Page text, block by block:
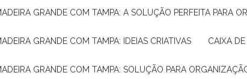
GRANDE COM TAMPA: A SOLUÇÃO PERFEITA PARA
GRANDE COM TAMPA: IDEIAS CRIATIVAS CAIXA
GRANDE COM TAMPA: SOLUÇÃO PARA